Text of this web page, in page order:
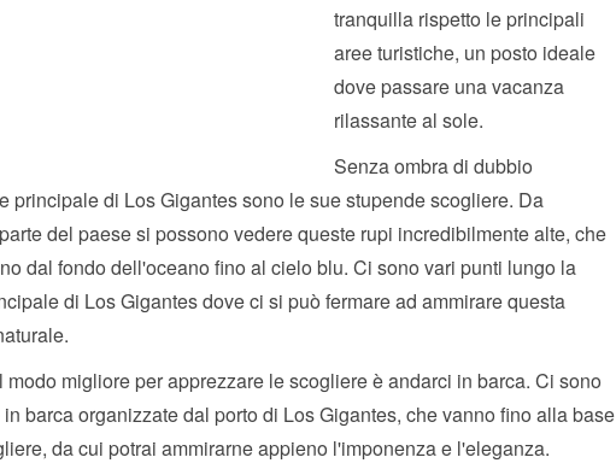
tranquilla rispetto le principali
aree turistiche, un posto ideale
dove passare una vacanza
rilassante al sole.
Senza ombra di dubbio
principale di Los Gigantes sono le sue stupende scogliere. Da
del paese si possono vedere queste rupi incredibilmente alte, che
dal fondo dell'oceano fino al cielo blu. Ci sono vari punti lungo la
di Los Gigantes dove ci si può fermare ad ammirare questa
modo migliore per apprezzare le scogliere è andarci in barca. Ci sono
barca organizzate dal porto di Los Gigantes, che vanno fino alla base
da cui potrai ammirarne appieno l'imponenza e l'eleganza.